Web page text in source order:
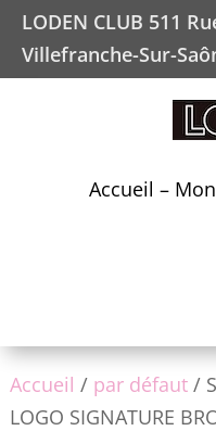
LODEN CLUB 511
Villefranche-Sur-
Accueil –
Accueil / par défaut/
LOGO SIGNATURE